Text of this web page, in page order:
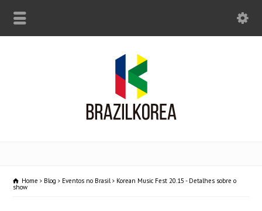
Home Blog Eventos no Brasil Korean Music Fest 20.15 - Detalhes sobre o
show